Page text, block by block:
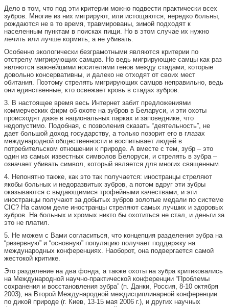
Дело в том, что под эти критерии можно подвести практически всех
зубров. Многие из них мигрируют, или истощаются, нередко больны,
рождаются не в то время, травмированы, зимой подходят к
населенным пунктам в поисках пищи. Но в этом случае их нужно
лечить или лучше кормить, а не убивать.
Особенно экологически безграмотными являются критерии по
отстрелу мигрирующих самцов. Но ведь мигрирующие самцы как раз
являются важнейшими носителями генов между стадами, которые
довольно консервативны, и далеко не отходят от своих мест
обитания. Поэтому стрелять мигрирующих самцов неправильно, ведь
они единственные, кто освежает кровь в стадах зубров.
3. В настоящее время весь Интернет забит предложениями
коммерческих фирм об охоте на зубров в Беларуси, и эти охоты
происходят даже в национальных парках и заповеднике, что
недопустимо. Подобная, с позволения сказать “деятельность”, не
дает большой доход государству, а только позорит его в глазах
международной общественности и воспитывает людей в
потребительском отношении к природе. А вместе с тем, зубр – это
один из самых известных символов Белоруси, и стрелять в зубра –
означает убивать символ, который является для многих священным.
4. Непонятно также, как это так получается: иностранцы стреляют
якобы больных и недоразвитых зубров, а потом вдруг эти зубры
оказываются с выдающимися трофейными качествами, и эти
иностранцы получают за добытых зубров золотые медали по системе
CIC? На самом деле иностранцы стреляют самых лучших и здоровых
зубров. На больных и хромых никто бы охотиться не стал, и деньги за
это не платил.
5. Не можем с Вами согласиться, что концепция разделения зубра на
“резервную” и “основную” популяцию получает поддержку на
международных конференциях. Наоборот, она подвергается самой
жестокой критике.
Это разделение на два фонда, а также охоты на зубра критиковались
на Международной научно-практической конференции “Проблемы
сохранения и восстановления зубра” (п. Данки, Россия, 8-10 октября
2003), на Второй Международной междисциплинарной конференции
по дикой природе (г. Киев, 13-15 мая 2006 г.), и других научных